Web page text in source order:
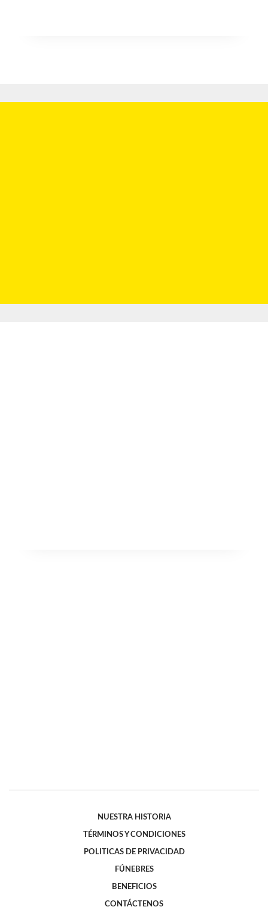
NUESTRA HISTORIA
TÉRMINOS Y CONDICIONES
POLITICAS DE PRIVACIDAD
FÚNEBRES
BENEFICIOS
CONTÁCTENOS